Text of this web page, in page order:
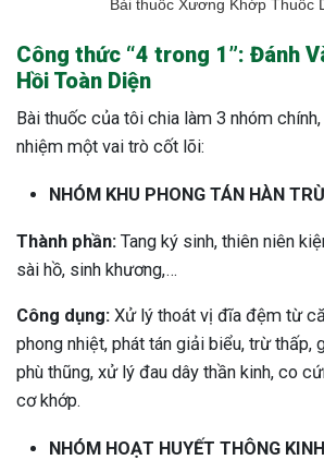
Bài thuốc Xương Khớp Thuốc
Công thức “4 trong 1”: Đánh
Hồi Toàn Diện
Bài thuốc của tôi chia làm 3 nhóm
nhiệm một vai trò cốt lõi:
NHÓM KHU PHONG TÁN HÀN
Thành phần: Tang ký sinh, thiên niên
sài hồ, sinh khương,…
Công dụng: Xử lý thoát vị đĩa đệm từ
phong nhiệt, phát tán giải biểu, trừ thấp,
phù thũng, xử lý đau dây thần kinh, co
cơ khớp.
NHÓM HOẠT HUYẾT THÔNG